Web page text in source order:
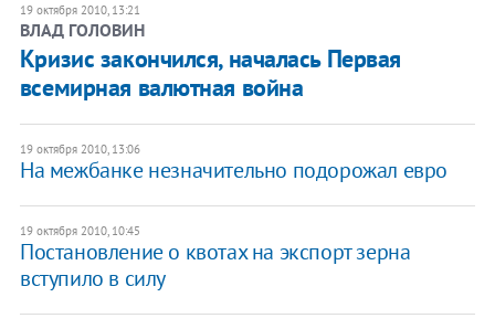
19 октября 2010, 13:21
ВЛАД ГОЛОВИН
​Кризис закончился, началась Первая
всемирная валютная война
19 октября 2010, 13:06
На межбанке незначительно подорожал евро
19 октября 2010, 10:45
Постановление о квотах на экспорт зерна
вступило в силу